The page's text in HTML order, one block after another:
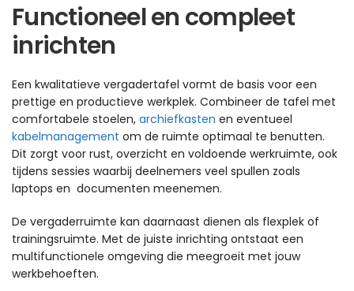
Functioneel en compleet
inrichten
Een kwalitatieve vergadertafel vormt de basis voor een
prettige en productieve werkplek. Combineer de tafel met
comfortabele stoelen, archiefkasten en eventueel
kabelmanagement om de ruimte optimaal te benutten.
Dit zorgt voor rust, overzicht en voldoende werkruimte, ook
tijdens sessies waarbij deelnemers veel spullen zoals
laptops en documenten meenemen.
De vergaderruimte kan daarnaast dienen als flexplek of
trainingsruimte. Met de juiste inrichting ontstaat een
multifunctionele omgeving die meegroeit met jouw
werkbehoeften.